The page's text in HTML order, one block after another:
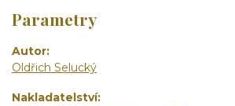
Parametry
Autor
Oldřich Selucký
Nakladatelství